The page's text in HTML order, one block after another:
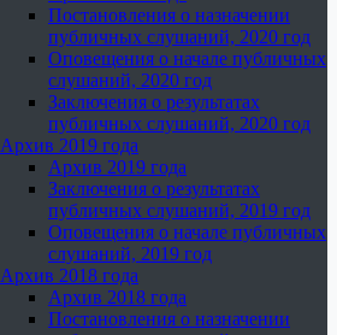
Постановления о назначении
публичных слушаний, 2020 год
Оповещения о начале публичных
слушаний, 2020 год
Заключения о результатах
публичных слушаний, 2020 год
Архив 2019 года
Архив 2019 года
Заключения о результатах
публичных слушаний, 2019 год
Оповещения о начале публичных
слушаний, 2019 год
Архив 2018 года
Архив 2018 года
Постановления о назначении